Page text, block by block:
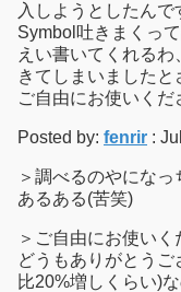
入しようとしたん
Symbol吐きまくっ
えい書いてくれる
きてしまいましたと
ご自由にお使いく
Posted by: fenrir :
＞調べるのやになっ
あるある(苦笑)
＞ご自由にお使い
どうもありがとう
比20%増しくらい)